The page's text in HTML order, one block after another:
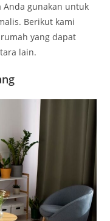
Anda gunakan untuk
Berikut kami
yang dapat
lain.